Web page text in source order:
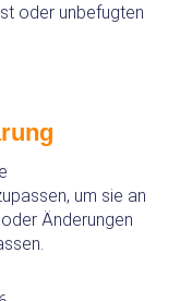
oder unbefugten
um sie an
Änderungen